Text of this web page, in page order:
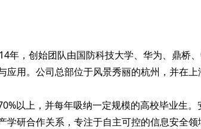
年，创始团队由国防科技大学、华为、鼎
用。公司总部位于风景秀丽的杭州，并在上
以上，并每年吸纳一定规模的高校毕业生
研合作关系，专注于自主可控的信息安全领